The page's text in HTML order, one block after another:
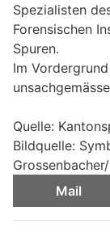
Spezialisten
Forensischen
Spuren.
Im
Quelle:
Bildquelle:
Mail